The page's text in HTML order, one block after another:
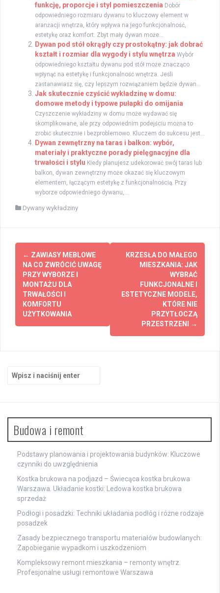
funkcję, proporcje i styl pomieszczenia Dobór
odpowiedniego rozmiaru dywanu to kluczowy element w
aranżacji wnętrza, który wpływa na jego funkcjonalność,
estetykę oraz komfort. Zbyt mały dywan może...
Dywan pod stół okrągły czy prostokątny: jak dobrać
kształt i rozmiar dla wygody i stylu wnętrza Wybór
odpowiedniego kształtu dywanu pod stół może znacząco
wpłynąć na estetykę i funkcjonalność wnętrza. Jeśli
zastanawiasz się, czy lepszym rozwiązaniem będzie dywan...
Jak skutecznie czyścić wykładzinę w domu:
domowe metody i typowe pułapki do omijania
Czyszczenie wykładziny w domu może wydawać się
skomplikowane, ale przy odpowiednim podejściu można to
zrobić skutecznie i bezproblemowo. Kluczem do sukcesu jest...
Dywan zewnętrzny na taras i balkon: wybór,
materiały i praktyczne porady pielęgnacyjne dla
trwałości i stylu Kiedy planujesz udekorować swój taras lub
balkon, dywan zewnętrzny może okazać się kluczowym
elementem, łączącym estetykę z funkcjonalnością. Przy
wyborze odpowiedniego dywanu,...
Dywany wykładziny
Zobacz
wpisy
← ZAWIASY MEBLOWE
NA CO ZWRÓCIĆ UWAGĘ
PRZY WYBORZE I
MONTAŻU DLA
TRWAŁOŚCI I
KOMFORTU
UŻYTKOWANIA
KRZESŁA DO MAŁEGO
MIESZKANIA: JAK
WYBRAĆ
FUNKCJONALNE I
ESTETYCZNE MODELE,
KTÓRE NIE
PRZYTŁOCZĄ
PRZESTRZENI
→
Budowa i remont
Podstawy planowania i projektowania budynków: Kluczowe
czynniki do uwzględnienia
Kostka brukowa na podjazd – Świecąca kostka brukowa
Warszawa. Układanie kostki: Ledowa kostka brukowa
sprzedaż
Podłogi i posadzki: Techniki układania podłóg i różne rodzaje
posadzek
Zasady bezpiecznego transportu materiałów budowlanych:
Zapobieganie wypadkom i uszkodzeniom
Kompleksowy remont mieszkania – remonty wnętrz.
Profesjonalne usługi remontowe Warszawa